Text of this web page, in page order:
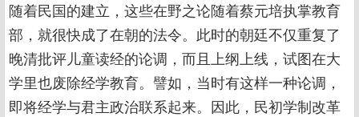
随着民国的建立，这些在野之论随着蔡元培执掌教育
部，就很快成了在朝的法令。此时的朝廷不仅重复了
晚清批评儿童读经的论调，而且上纲上线，试图在大
学里也废除经学教育。譬如，当时有这样一种论调，
即将经学与君主政治联系起来。因此，民初学制改革